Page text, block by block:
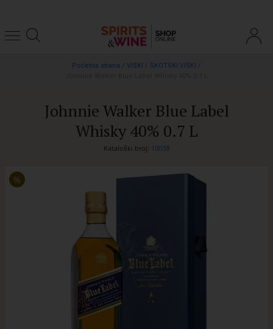
Početna strana / VISKI / ŠKOTSKI VISKI /
Johnnie Walker Blue Label
Whisky 40% 0.7 L
Kataloški broj: 10038
%